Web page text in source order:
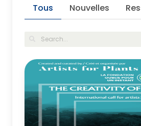
Tous Nouvelles